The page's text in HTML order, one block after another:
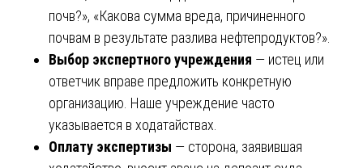
почв?», «Какова сумма вреда, причиненного
почвам в результате разлива нефтепродуктов?».
Выбор экспертного учреждения — истец или
ответчик вправе предложить конкретную
организацию. Наше учреждение часто
указывается в ходатайствах.
Оплату экспертизы — сторона, заявившая